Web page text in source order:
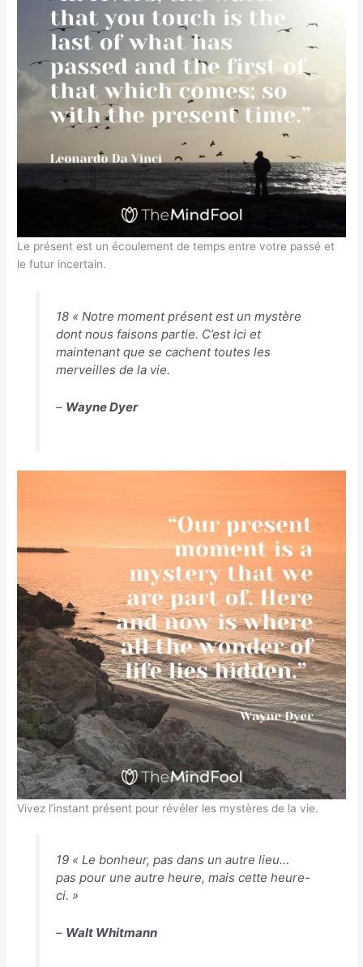
Le présent est un écoulement de temps entre votre passé et
le futur incertain.
18 « Notre moment présent est un mystère
dont nous faisons partie. C’est ici et
maintenant que se cachent toutes les
merveilles de la vie.
– Wayne Dyer
Vivez l’instant présent pour révéler les mystères de la vie.
19 « Le bonheur, pas dans un autre lieu…
pas pour une autre heure, mais cette heure-
ci. »
– Walt Whitmann